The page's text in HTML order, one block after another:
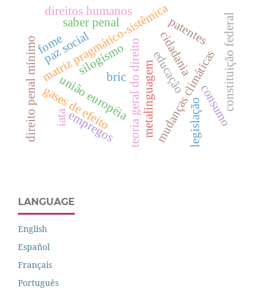
matriz pragmático-sistêmica
teoria geral do direito
silogismo
metalinguagemmudanças climáticas
união européia
gases de efeito
iata
saber penal
direito penal mínimo educação
direitos humanos
cidadania
consumo
paz social
legislação
constituição federal
empregos
bric
patentes
fome
LANGUAGE
English
Español
Français
Português